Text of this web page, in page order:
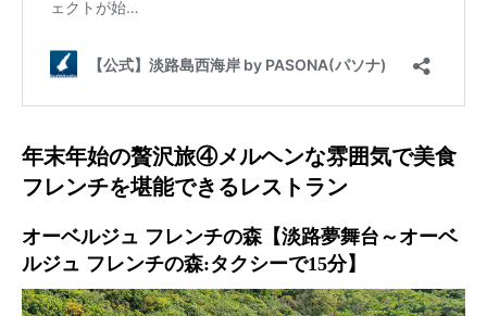
年末年始の贅沢旅④メルヘンな雰囲気で美食
フレンチを堪能できるレストラン
オーベルジュ フレンチの森【淡路夢舞台～オーベ
ルジュ フレンチの森:タクシーで15分】